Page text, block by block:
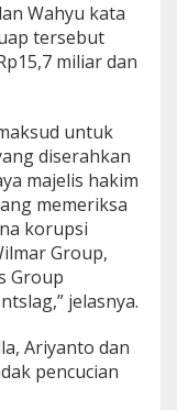
Wahyu kata
tersebut
miliar dan
untuk
diserahkan
majelis hakim
memeriksa
korupsi
Group,
Group
jelasnya.
Ariyanto dan
pencucian